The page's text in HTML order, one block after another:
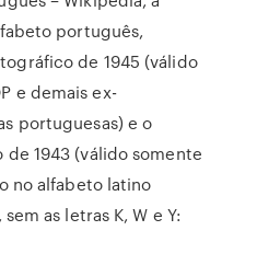
português,
de 1945 (válido
e demais ex-
portuguesas) e o
1943 (válido somente
no alfabeto latino
as letras K, W e Y: